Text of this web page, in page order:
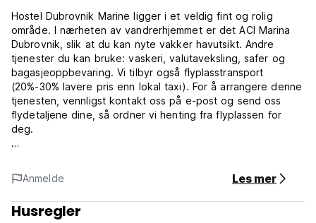
Hostel Dubrovnik Marine ligger i et veldig fint og rolig
område. I nærheten av vandrerhjemmet er det ACI Marina
Dubrovnik, slik at du kan nyte vakker havutsikt. Andre
tjenester du kan bruke: vaskeri, valutaveksling, safer og
bagasjeoppbevaring. Vi tilbyr også flyplasstransport
(20%-30% lavere pris enn lokal taxi). For å arrangere denne
tjenesten, vennligst kontakt oss på e-post og send oss ​​
flydetaljene dine, så ordner vi henting fra flyplassen for
deg.
Dubrovnik, kun 5 km fra bussterminalen og 23 km fra
Dubrovnik flyplass. Vandrerhjemmet er direkte forbundet
med gamlebyen med buss nummer 1.
Nærmeste butikk ligger kun 2 min gange, og nærmeste
Anmelde Les mer
Husregler